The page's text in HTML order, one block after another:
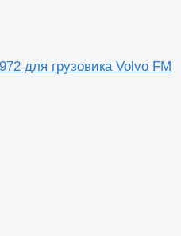
для грузовика Volvo FM